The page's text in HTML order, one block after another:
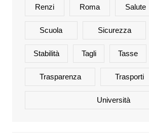
Renzi Roma Salute
Scuola Sicurezza
Stabilità Tagli Tasse
Trasparenza Trasporti
Università